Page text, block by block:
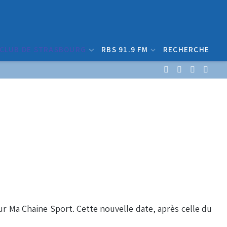
DE STRASBOURG RBS 91.9 FM RECHERCHE
Ma Chaine Sport. Cette nouvelle date, après celle du